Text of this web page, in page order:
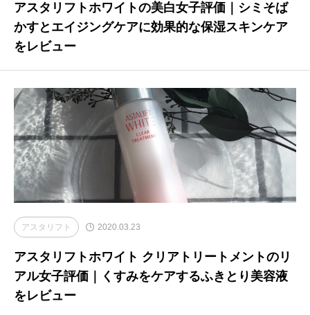
アスタリフトホワイトの美白女子評価｜シミそば
かすとエイジングケアに効果的な保湿スキンケア
をレビュー
アスタリフト 2020.03.23
アスタリフトホワイト クリアトリートメントのリ
アル女子評価｜くすみをケアするふきとり美容液
をレビュー